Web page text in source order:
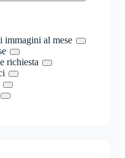
immagini al mese
richiesta